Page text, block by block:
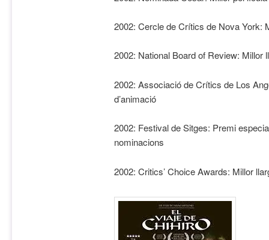
2002: Cercle de Crítics de Nova York:
2002: National Board of Review: Millor
2002: Associació de Crítics de Los
d’animació
2002: Festival de Sitges: Premi
nominacions
2002: Critics’ Choice Awards: Millor